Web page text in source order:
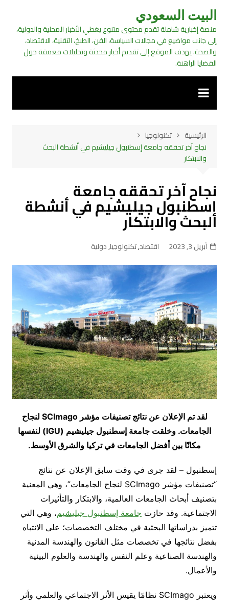
التجاوز
المحتوى
البيت السعودي
منصة إخبارية شاملة تقدم محتوى متنوع يغطي الأخبار المحلية والدولية،
إلى جانب مواضيع في مجالات السياسة، الفن، الطبخ، التقنية، الاقتصاد،
والصحة. يهدف الموقع إلى تقديم أخبار محدثة وتحليلات معمقة حول
القضايا الراهنة.
الرئيسية
تكنولوجيا
نجاح آخر تحققه جامعة إسطنبول جيليشيم في أنشطة البحث
والابتكار
نجاح آخر تحققه جامعة
إسطنبول جيليشيم في أنشطة
البحث والابتكار
أبريل 3, 2023 اقتصاد,تكنولوجيا,دولية
لقد تم الإعلان عن نتائج تصنيفات مؤشر SCImago لنجاح
الجامعات. وخلقت جامعة إسطنبول جيليشيم (IGU) لنفسها
مكانًا بين أفضل الجامعات في تركيا والشرق الأوسط.
إسطنبول – لقد جرى في وقت سابق الإعلان عن نتائج
“تصنيفات مؤشر SCImago لنجاح الجامعات”، وهي المعنية
بتصنيف أبحاث الجامعات العالمية، والابتكار والتأثيرات
الاجتماعية. وقد حازت جامعة إسطنبول جيليشيم، وهي التي
تتميز بدراساتها البحثية في مختلف التخصصات؛ على الانتباه
بفضل نتائجها في تخصصات مثل القانون والهندسة المدنية
والهندسة الصناعية وعلم النفس والهندسة والعلوم البيئية
والأعمال.
ويعتبر SCImago نظامًا يقيس الأثر الاجتماعي والعلمي وأثر